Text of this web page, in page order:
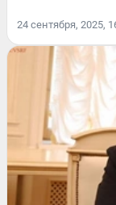
24 сентября, 2025,